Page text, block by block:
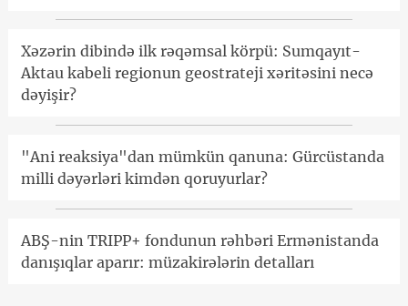
Xəzərin dibində ilk rəqəmsal körpü: Sumqayıt-
Aktau kabeli regionun geostrateji xəritəsini necə
dəyişir?
"Ani reaksiya"dan mümkün qanuna: Gürcüstanda
milli dəyərləri kimdən qoruyurlar?
ABŞ-nin TRIPP+ fondunun rəhbəri Ermənistanda
danışıqlar aparır: müzakirələrin detalları